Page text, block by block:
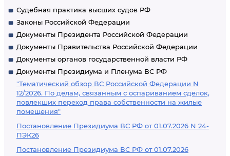
Судебная практика высших судов РФ
Законы Российской Федерации
Документы Президента Российской Федерации
Документы Правительства Российской Федерации
Документы органов государственной власти РФ
Документы Президиума и Пленума ВС РФ
"Тематический обзор ВС Российской Федерации N
12/2026. По делам, связанным с оспариванием сделок,
повлекших переход права собственности на жилые
помещения"
Постановление Президиума ВС РФ от 01.07.2026 N 24-
ПЭК26
Постановление Президиума ВС РФ от 01.07.2026